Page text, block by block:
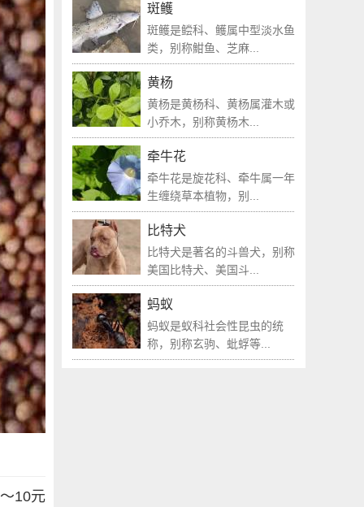
10元
斑鳠
斑鳠是鲿科、鳠属中型淡水鱼
类，别称魽鱼、芝麻...
黄杨
黄杨是黄杨科、黄杨属灌木或
小乔木，别称黄杨木...
牵牛花
牵牛花是旋花科、牵牛属一年
生缠绕草本植物，别...
比特犬
比特犬是著名的斗兽犬，别称
美国比特犬、美国斗...
蚂蚁
蚂蚁是蚁科社会性昆虫的统
称，别称玄驹、蚍蜉等...